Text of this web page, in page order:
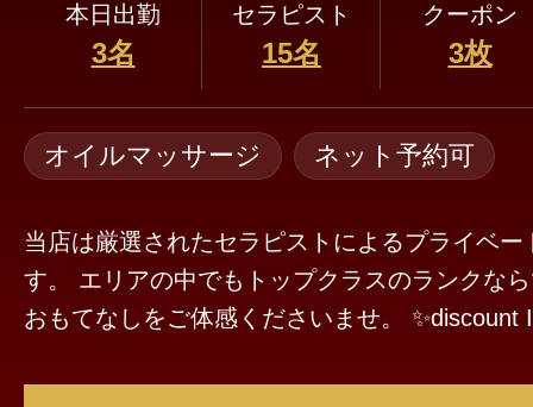
本日出勤
3名
セラピスト
15名
クーポン
3枚
オイルマッサージ ネット予約可
当店は厳選されたセラピストによるプライベ
す。 エリアの中でもトップクラスのランクな
おもてなしをご体感くださいませ。 ✨️discount Information✨️ ·.⟡┈